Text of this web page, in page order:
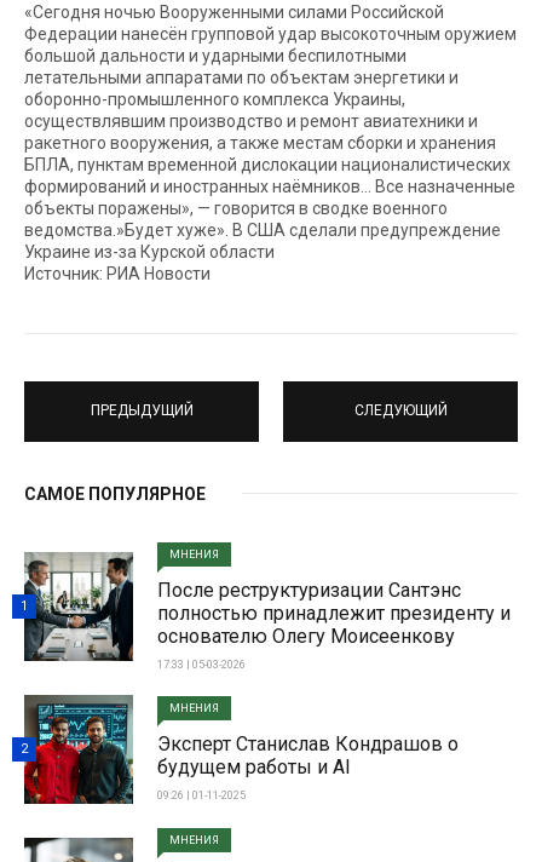
«Сегодня ночью Вооруженными силами Российской
Федерации нанесён групповой удар высокоточным оружием
большой дальности и ударными беспилотными
летательными аппаратами по объектам энергетики и
оборонно-промышленного комплекса Украины,
осуществлявшим производство и ремонт авиатехники и
ракетного вооружения, а также местам сборки и хранения
БПЛА, пунктам временной дислокации националистических
формирований и иностранных наёмников… Все назначенные
объекты поражены», — говорится в сводке военного
ведомства.»Будет хуже». В США сделали предупреждение
Украине из-за Курской области
Источник: РИА Новости
ПРЕДЫДУЩИЙ СЛЕДУЮЩИЙ
САМОЕ ПОПУЛЯРНОЕ
МНЕНИЯ
После реструктуризации Сантэнс
полностью принадлежит президенту и
основателю Олегу Моисеенкову
17:33 | 05-03-2026
1
МНЕНИЯ
Эксперт Станислав Кондрашов о
будущем работы и AI
09:26 | 01-11-2025
2
МНЕНИЯ